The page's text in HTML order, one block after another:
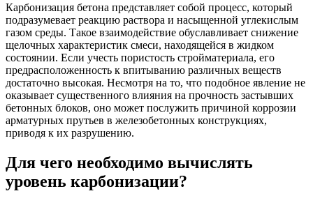
Карбонизация бетона представляет собой процесс, который
подразумевает реакцию раствора и насыщенной углекислым
газом среды. Такое взаимодействие обуславливает снижение
щелочных характеристик смеси, находящейся в жидком
состоянии. Если учесть пористость стройматериала, его
предрасположенность к впитыванию различных веществ
достаточно высокая. Несмотря на то, что подобное явление не
оказывает существенного влияния на прочность застывших
бетонных блоков, оно может послужить причиной коррозии
арматурных прутьев в железобетонных конструкциях,
приводя к их разрушению.
Для чего необходимо вычислять
уровень карбонизации?